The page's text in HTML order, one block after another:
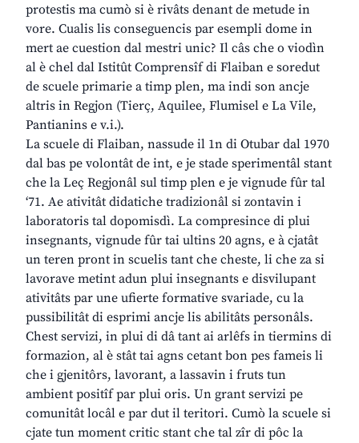
protestis ma cumò si è rivâts denant de metude in
vore. Cualis lis conseguencis par esempli dome in
mert ae cuestion dal mestri unic? Il câs che o viodìn
al è chel dal Istitût Comprensîf di Flaiban e soredut
de scuele primarie a timp plen, ma indi son ancje
altris in Regjon (Tierç, Aquilee, Flumisel e La Vile,
Pantianins e v.i.).
La scuele di Flaiban, nassude il 1n di Otubar dal 1970
dal bas pe volontât de int, e je stade sperimentâl stant
che la Leç Regjonâl sul timp plen e je vignude fûr tal
‘71. Ae ativitât didatiche tradizionâl si zontavin i
laboratoris tal dopomisdì. La compresince di plui
insegnants, vignude fûr tai ultins 20 agns, e à cjatât
un teren pront in scuelis tant che cheste, li che za si
lavorave metint adun plui insegnants e disvilupant
ativitâts par une ufierte formative svariade, cu la
pussibilitât di esprimi ancje lis abilitâts personâls.
Chest servizi, in plui di dâ tant ai arlêfs in tiermins di
formazion, al è stât tai agns cetant bon pes fameis li
che i gjenitôrs, lavorant, a lassavin i fruts tun
ambient positîf par plui oris. Un grant servizi pe
comunitât locâl e par dut il teritori. Cumò la scuele si
cjate tun moment critic stant che tal zîr di pôc la